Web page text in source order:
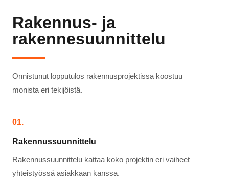
Rakennus- ja
rakennesuunnittelu
Onnistunut lopputulos rakennusprojektissa koostuu
monista eri tekijöistä.
01.
Rakennussuunnittelu
Rakennussuunnittelu kattaa koko projektin eri vaiheet
yhteistyössä asiakkaan kanssa.